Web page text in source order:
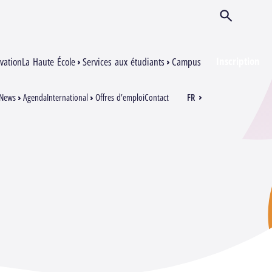
La Haute École Services aux étudiants Campus
AgendaInternational Offres d’emploiContact
FR
Ouvrir/